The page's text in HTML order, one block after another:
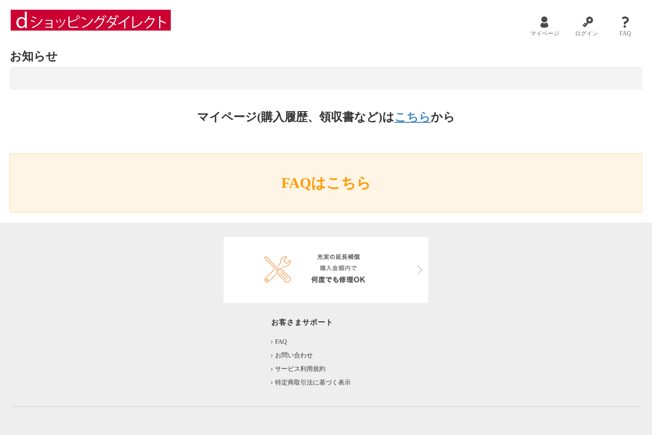
マイページ ログイン FAQ
お知らせ
マイページ(購入履歴、領収書など)はこちらから
FAQはこちら
お客さまサポート
FAQ
お問い合わせ
サービス利用規約
特定商取引法に基づく表示